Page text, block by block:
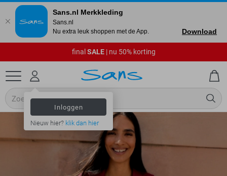
final SALE| nu 50% korting
Inloggen
Nieuw hier? klik dan hier
Sans.nl Merkkleding
Sans.nl
Nu extra leuk shoppen met de App.
Download